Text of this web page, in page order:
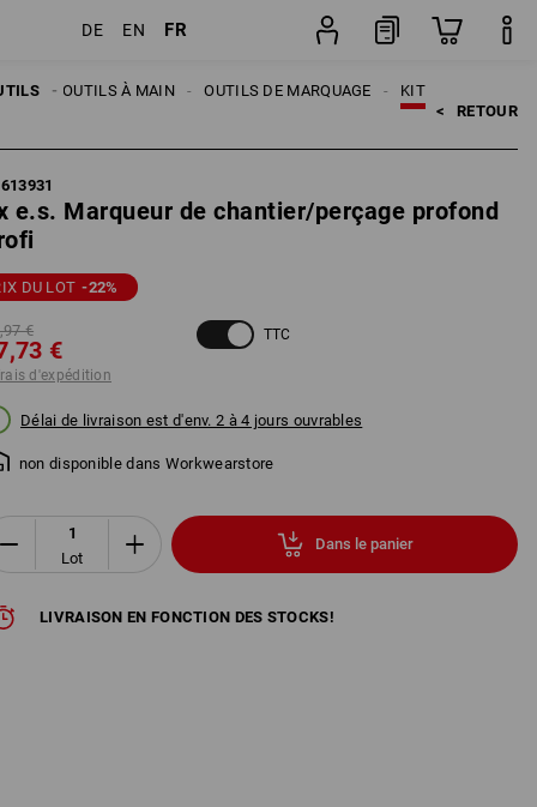
DE EN FR
KIT
OUTILS DE MARQUAGE
OUTILS À MAIN
< RETOUR
e.s. Marqueur de chantier/perçage profond
DU LOT -22%
€
€
d'expédition
TTC
Délai de livraison est d'env. 2 à 4 jours ouvrables
non disponible dans Workwearstore
Lot
Dans le panier
LIVRAISON EN FONCTION DES STOCKS!